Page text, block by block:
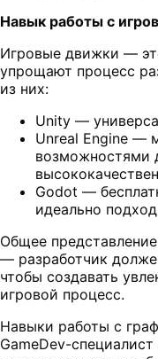
Навык работы с
Игровые движки —
упрощают процесс
из них:
Unity —
Unreal Engine —
возможностями
Godot —
идеально
Общее
— разработчик
чтобы создавать
игровой процесс.
Навыки работы с
GameDev-